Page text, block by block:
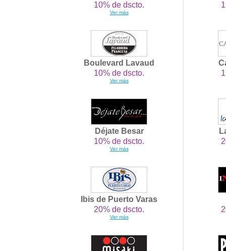
10% de dscto.
Ver más
Boulevard Lavaud
10% de dscto.
Ver más
Déjate Besar
10% de dscto.
Ver más
Ibis de Puerto Varas
20% de dscto.
Ver más